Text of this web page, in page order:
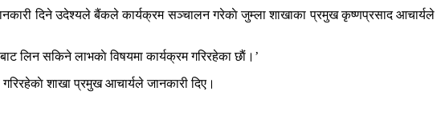
दिने उदेश्यले बैंकले कार्यक्रम सञ्चालन गरेकाे जुम्ला शाखाका प्रमुख कृष्णप्रसाद आचार्यले
लिन सकिने लाभकाे विषयमा कार्यक्रम गरिरहेका छाैं।’
शाखा प्रमुख आचार्यले जानकारी दिए।